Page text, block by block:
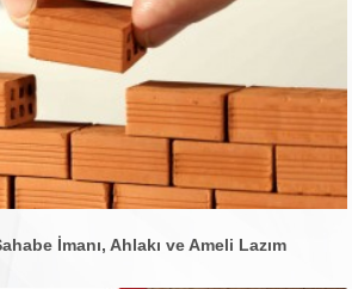
İmanı, Ahlakı ve Ameli Lazım